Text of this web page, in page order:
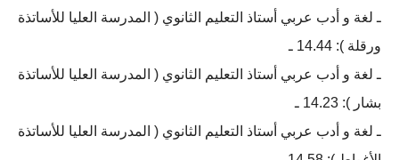
ـ لغة و أدب عربي أستاذ التعليم الثانوي ( المدرسة العليا للأساتذة
ورقلة ): 14.44 ـ
ـ لغة و أدب عربي أستاذ التعليم الثانوي ( المدرسة العليا للأساتذة
بشار ): 14.23 ـ
ـ لغة و أدب عربي أستاذ التعليم الثانوي ( المدرسة العليا للأساتذة